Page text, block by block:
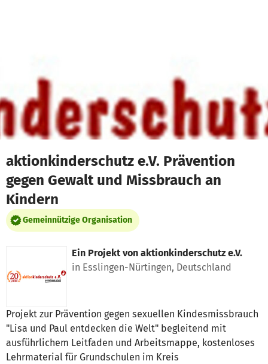
aktionkinderschutz e.V. Prävention
gegen Gewalt und Missbrauch an
Kindern
Gemeinnützige Organisation
Ein Projekt von aktionkinderschutz e.V.
in Esslingen-Nürtingen, Deutschland
Projekt zur Prävention gegen sexuellen Kindesmissbrauch
"Lisa und Paul entdecken die Welt" begleitend mit
ausführlichem Leitfaden und Arbeitsmappe, kostenloses
Lehrmaterial für Grundschulen im Kreis